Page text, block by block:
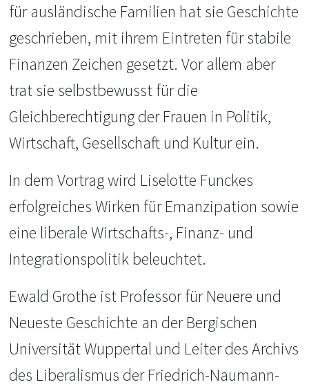
für ausländische Familien hat sie Geschichte
geschrieben, mit ihrem Eintreten für stabile
Finanzen Zeichen gesetzt. Vor allem aber
trat sie selbstbewusst für die
Gleichberechtigung der Frauen in Politik,
Wirtschaft, Gesellschaft und Kultur ein.
In dem Vortrag wird Liselotte Funckes
erfolgreiches Wirken für Emanzipation sowie
eine liberale Wirtschafts-, Finanz- und
Integrationspolitik beleuchtet.
Ewald Grothe ist Professor für Neuere und
Neueste Geschichte an der Bergischen
Universität Wuppertal und Leiter des Archivs
des Liberalismus der Friedrich-Naumann-